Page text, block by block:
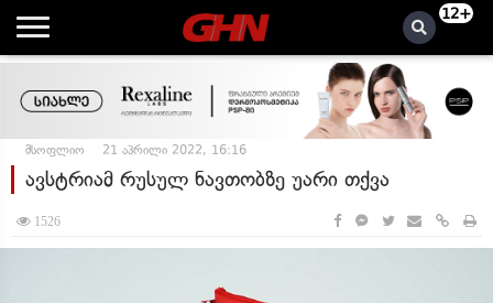
12+
მსოფლიო 21 აპრილი 2022, 16:16
ავსტრიამ რუსულ ნავთობზე უარი თქვა
1526